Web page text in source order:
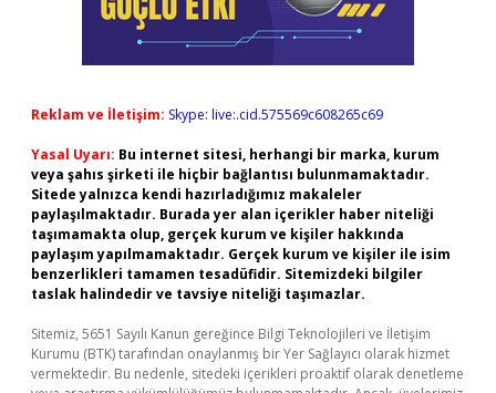
Reklam ve İletişim: Skype: live:.cid.575569c608265c69
Yasal Uyarı: Bu internet sitesi, herhangi bir marka, kurum
veya şahıs şirketi ile hiçbir bağlantısı bulunmamaktadır.
Sitede yalnızca kendi hazırladığımız makaleler
paylaşılmaktadır. Burada yer alan içerikler haber niteliği
taşımamakta olup, gerçek kurum ve kişiler hakkında
paylaşım yapılmamaktadır. Gerçek kurum ve kişiler ile isim
benzerlikleri tamamen tesadüfidir. Sitemizdeki bilgiler
taslak halindedir ve tavsiye niteliği taşımazlar.
Sitemiz, 5651 Sayılı Kanun gereğince Bilgi Teknolojileri ve İletişim
Kurumu (BTK) tarafından onaylanmış bir Yer Sağlayıcı olarak hizmet
vermektedir. Bu nedenle, sitedeki içerikleri proaktif olarak denetleme